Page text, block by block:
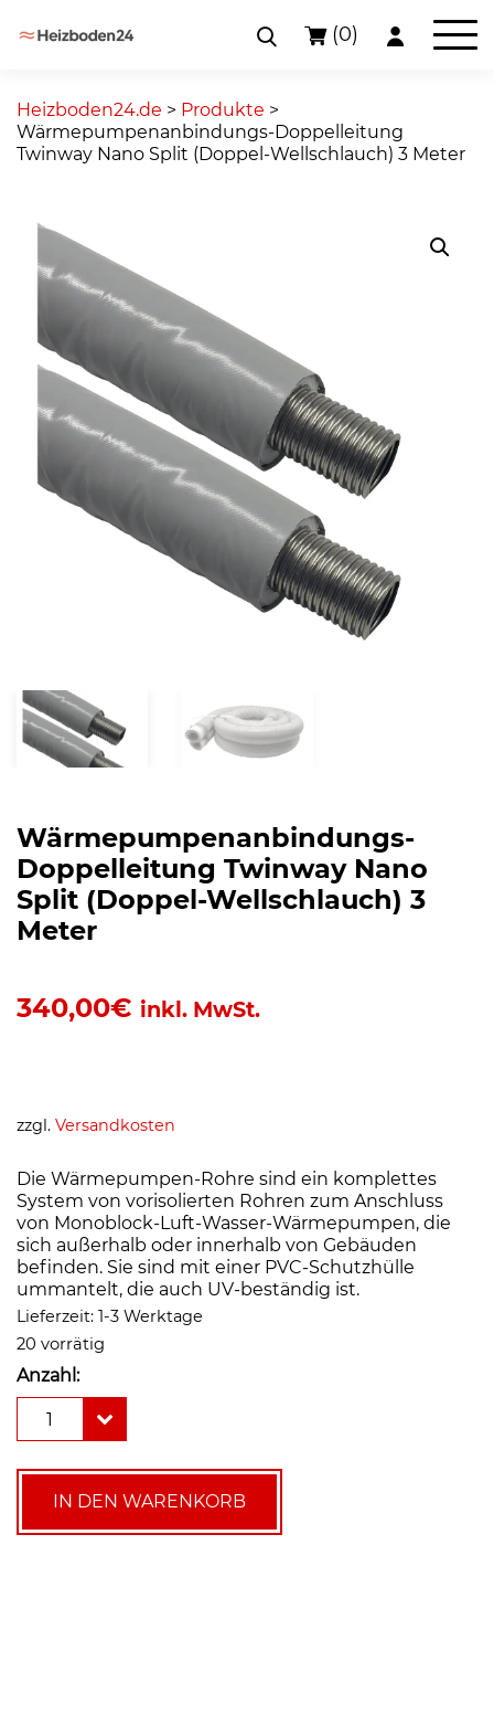
content
(0)
Heizboden24.de > Produkte >
Wärmepumpenanbindungs-Doppelleitung
Twinway Nano Split (Doppel-Wellschlauch) 3 Meter
Wärmepumpenanbindungs-
Doppelleitung Twinway Nano
Split (Doppel-Wellschlauch) 3
Meter
340,00€ inkl. MwSt.
zzgl. Versandkosten
Die Wärmepumpen-Rohre sind ein komplettes
System von vorisolierten Rohren zum Anschluss
von Monoblock-Luft-Wasser-Wärmepumpen, die
sich außerhalb oder innerhalb von Gebäuden
befinden. Sie sind mit einer PVC-Schutzhülle
ummantelt, die auch UV-beständig ist.
Lieferzeit: 1-3 Werktage
20 vorrätig
Anzahl:
Doppelleitung
Nano
Split
Wellschlauch)
1
IN DEN WARENKORB